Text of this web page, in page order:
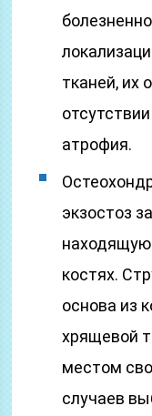
тканей, их
атрофия.
экзостоз
костях.
основа из
хрящевой
местом
случаев